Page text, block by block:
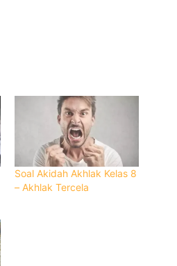
Soal Akidah Akhlak Kelas 8
– Akhlak Tercela